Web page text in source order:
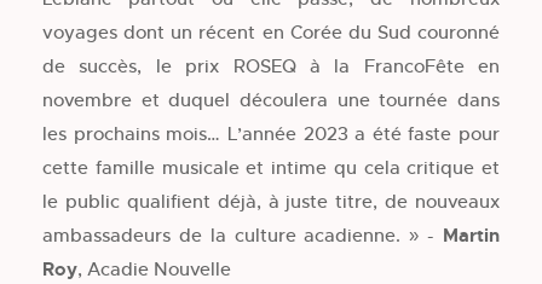
voyages dont un récent en Corée du Sud couronné
de succès, le prix ROSEQ à la FrancoFête en
novembre et duquel découlera une tournée dans
les prochains mois… L’année 2023 a été faste pour
cette famille musicale et intime qu cela critique et
le public qualifient déjà, à juste titre, de nouveaux
ambassadeurs de la culture acadienne. » - Martin
Roy, Acadie Nouvelle